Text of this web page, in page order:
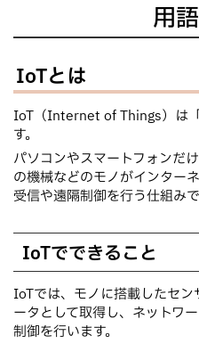
用
IoTとは
IoT（Internet of Things）は
す。
パソコンやスマートフォンだ
の機械などのモノがインター
受信や遠隔制御を行う仕組みで
IoTでできること
IoTでは、モノに搭載したセ
ータとして取得し、ネットワ
制御を行います。